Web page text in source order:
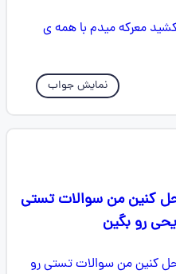
نمایش جواب
حل کنین من سوالات تستی
رو بگین